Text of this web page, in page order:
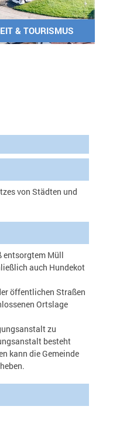
& TOURISMUS
von Städten und
entsorgtem Müll
auch Hundekot
öffentlichen Straßen
Ortslage
zu
besteht
kann die Gemeinde